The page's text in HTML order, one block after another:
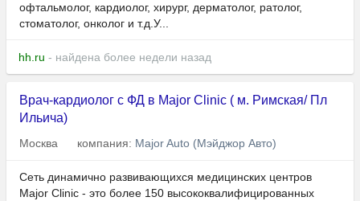
офтальмолог, кардиолог, хирург, дерматолог, ратолог,
стоматолог, онколог и т.д.У...
hh.ru - найдена более недели назад
Врач-кардиолог с ФД в Major Clinic ( м. Римская/ Пл
Ильича)
Москва компания: Major Auto (Мэйджор Авто)
Сеть динамично развивающихся медицинских центров
Major Clinic - это более 150 высококвалифицированных